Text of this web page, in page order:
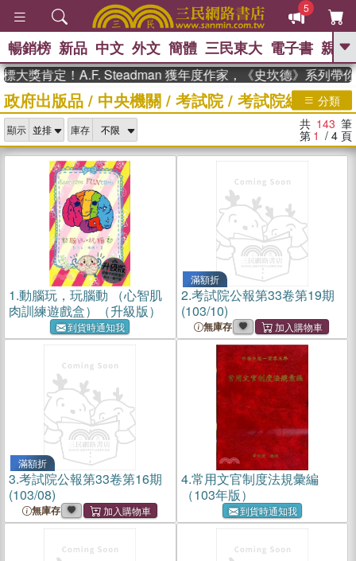
5
GO
熱搜： 東野圭吾 、 高希均教授回憶錄
、 The Odyssey 、 父親節 、 花開錦
台灣的
李登輝時代 、 數學女孩：黎曼猜想
偉大的迷走神經
如果歷史是一
臺灣漫遊錄
暢銷榜 新品 中文 外文 簡體 三民東大 電子書 親子
肯定！A.F. Steadman 獲年度作家，《史坎德》系列帶你踏
政府出版品/ 中央機關/ 考試院/ 考試院編纂室
分類
顯示 庫存 共 143 筆
第 1 / 4 頁
1.動腦玩，玩腦動 （心智肌
肉訓練遊戲盒）（升級版）
到貨時通知我
滿額折
2.考試院公報第33卷第19期
(103/10)
無庫存
滿額折
3.考試院公報第33卷第16期
(103/08)
無庫存
4.常用文官制度法規彙編
（103年版）
到貨時通知我